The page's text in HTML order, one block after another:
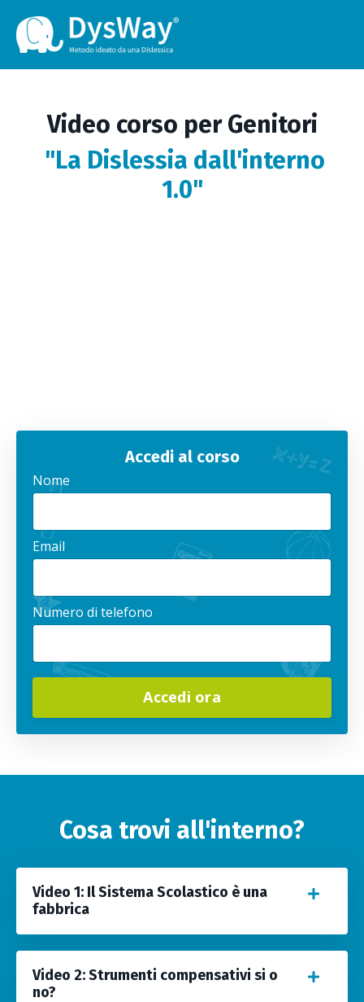
Video corso per Genitori
"La Dislessia dall'interno
1.0"
Accedi al corso
Nome
Email
Numero di telefono
Accedi ora
Cosa trovi all'interno?
Video 1: Il Sistema Scolastico è una
fabbrica
Video 2: Strumenti compensativi si o
no?